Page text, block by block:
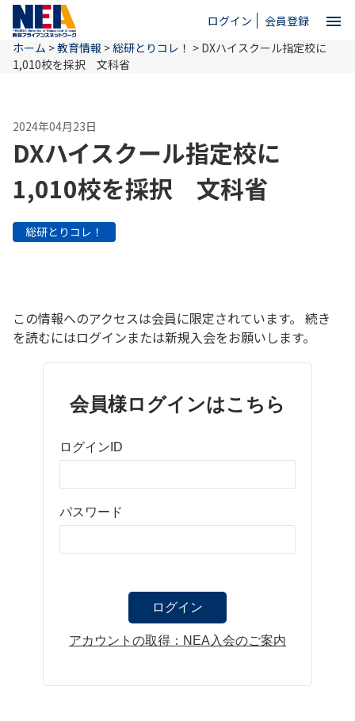
ログイン 会員登録 menu
ホーム
NEAとは
教育情報
ホーム >教育情報 >総研とりコレ！ > DXハイスクール指定校に
1,010校を採択 文科省
2024年04月23日
DXハイスクール指定校に
1,010校を採択 文科省
総研とりコレ！
この情報へのアクセスは会員に限定されています。 続き
を読むにはログインまたは新規入会をお願いします。
会員様ログインはこちら
ログインID
パスワード
アカウントの取得：NEA入会のご案内